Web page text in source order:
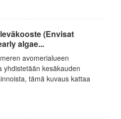
(Envisat
algae...
avomerialueen
yhdistetään kesäkauden
tämä kuvaus kattaa